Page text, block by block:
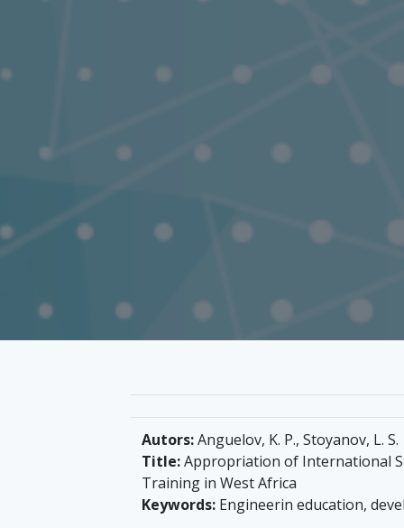
Autors:Anguelov, K. P., Stoyanov, L. S.
Title:Appropriation of International
Training in West Africa
Keywords: Engineerin education,